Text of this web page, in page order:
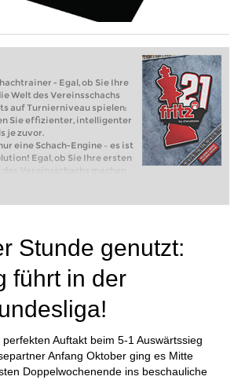
- Egal, ob Sie Ihre
Welt des Vereinsschachs
auf Turnierniveau spielen:
Sie effizienter, intelligenter
je zuvor.
eine Schach-Engine – es ist
Egal, ob Sie Ihre ersten
Vereinsschachs machen
spielen: Mit
effizienter, intelligenter und
Stunde genutzt:
führt in der
Auftakt beim 5-1 Auswärtssieg
Anfang Oktober ging es Mitte
Doppelwochenende ins beschauliche